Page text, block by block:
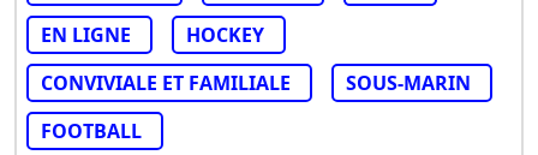
EN LIGNE
HOCKEY
CONVIVIALE ET FAMILIALE
SOUS-MARIN
FOOTBALL